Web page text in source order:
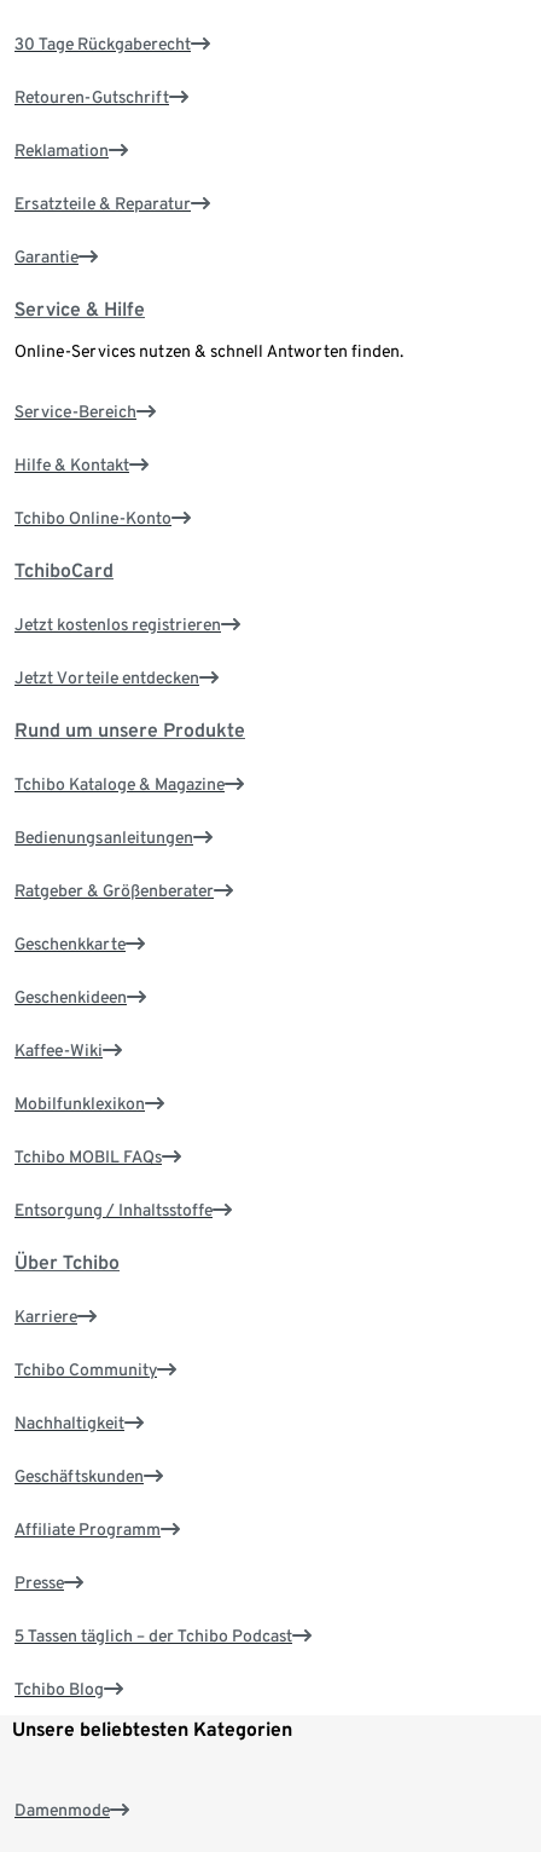
30 Tage Rückgaberecht
Retouren-Gutschrift
Reklamation
Ersatzteile & Reparatur
Garantie
Service & Hilfe
Online-Services nutzen & schnell Antworten finden.
Service-Bereich
Hilfe & Kontakt
Tchibo Online-Konto
TchiboCard
Jetzt kostenlos registrieren
Jetzt Vorteile entdecken
Rund um unsere Produkte
Tchibo Kataloge & Magazine
Bedienungsanleitungen
Ratgeber & Größenberater
Geschenkkarte
Geschenkideen
Kaffee-Wiki
Mobilfunklexikon
Tchibo MOBIL FAQs
Entsorgung / Inhaltsstoffe
Über Tchibo
Karriere
Tchibo Community
Nachhaltigkeit
Geschäftskunden
Affiliate Programm
Presse
5 Tassen täglich – der Tchibo Podcast
Tchibo Blog
Unsere beliebtesten Kategorien
Damenmode